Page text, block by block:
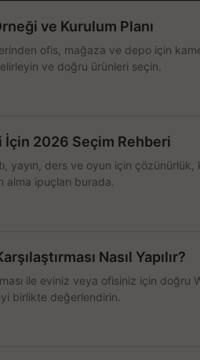
ve Kurulum Planı
ofis, mağaza ve depo için
ve doğru ürünleri seçin.
İçin 2026 Seçim Rehberi
yayın, ders ve oyun için çözünürlük,
alma ipuçları burada.
Nasıl Yapılır?
ile eviniz veya ofisiniz için doğru
birlikte değerlendirin.